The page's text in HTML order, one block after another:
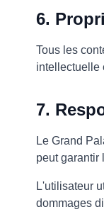
6.
Tous les
intellectuelle
7.
Le Grand
peut garantir
L'utilisateur
dommages